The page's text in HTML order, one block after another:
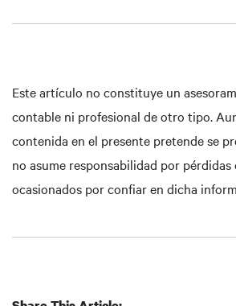
Este artículo no constituye un
contable ni profesional de otro tipo.
contenida en el presente pretende se
no asume responsabilidad por
ocasionados por confiar en dicha